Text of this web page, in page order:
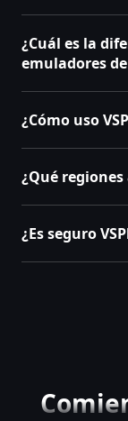
¿Cuál es la
emuladores
¿Cómo uso
¿Qué
¿Es seguro